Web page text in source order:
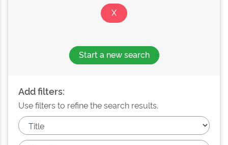
Start a new search
Add filters:
Use filters to refine the search results.